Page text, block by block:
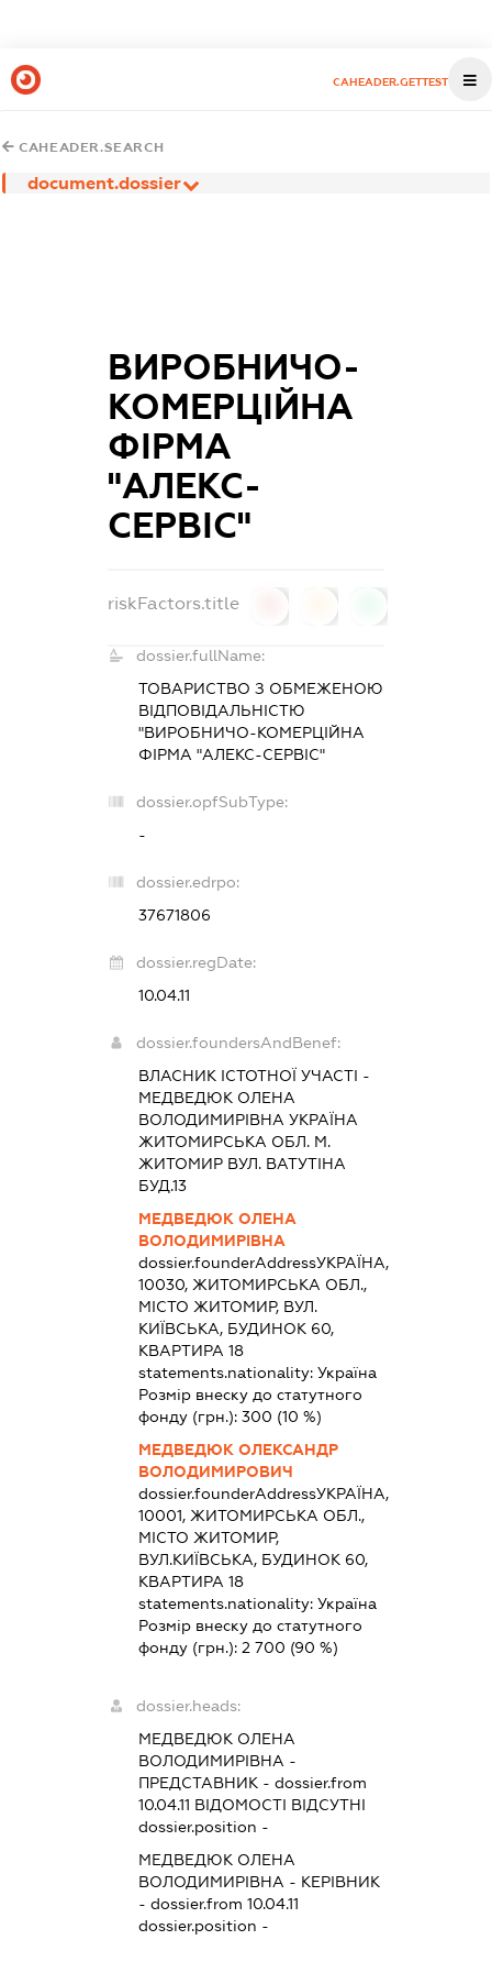
CAHEADER.GETTEST
CAHEADER.SEARCH
document.dossier
ВИРОБНИЧО-
КОМЕРЦІЙНА
ФІРМА
"АЛЕКС-
СЕРВІС"
riskFactors.title
dossier.fullName:
ТОВАРИСТВО З ОБМЕЖЕНОЮ
ВІДПОВІДАЛЬНІСТЮ
"ВИРОБНИЧО-КОМЕРЦІЙНА
ФІРМА "АЛЕКС-СЕРВІС"
dossier.opfSubType:
-
dossier.edrpo:
37671806
dossier.regDate:
10.04.11
dossier.foundersAndBenef:
ВЛАСНИК ІСТОТНОЇ УЧАСТІ -
МЕДВЕДЮК ОЛЕНА
ВОЛОДИМИРІВНА УКРАЇНА
ЖИТОМИРСЬКА ОБЛ. М.
ЖИТОМИР ВУЛ. ВАТУТІНА
БУД.13
МЕДВЕДЮК ОЛЕНА
ВОЛОДИМИРІВНА
dossier.founderAddressУКРАЇНА,
10030, ЖИТОМИРСЬКА ОБЛ.,
МІСТО ЖИТОМИР, ВУЛ.
КИЇВСЬКА, БУДИНОК 60,
КВАРТИРА 18
statements.nationality:Україна
Розмір внеску до статутного
фонду (грн.):300 (10 %)
МЕДВЕДЮК ОЛЕКСАНДР
ВОЛОДИМИРОВИЧ
dossier.founderAddressУКРАЇНА,
10001, ЖИТОМИРСЬКА ОБЛ.,
МІСТО ЖИТОМИР,
ВУЛ.КИЇВСЬКА, БУДИНОК 60,
КВАРТИРА 18
statements.nationality:Україна
Розмір внеску до статутного
фонду (грн.):2 700 (90 %)
dossier.heads:
МЕДВЕДЮК ОЛЕНА
ВОЛОДИМИРІВНА -
ПРЕДСТАВНИК - dossier.from
10.04.11 ВІДОМОСТІ ВІДСУТНІ
dossier.position -
МЕДВЕДЮК ОЛЕНА
ВОЛОДИМИРІВНА - КЕРІВНИК
- dossier.from 10.04.11
dossier.position -